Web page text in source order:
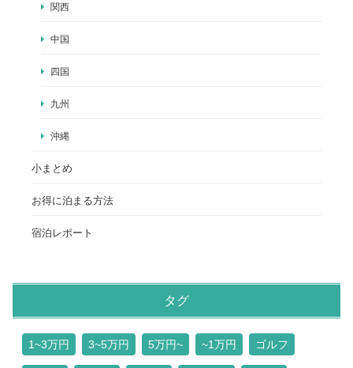
関西
中国
四国
九州
沖縄
小まとめ
お得に泊まる方法
宿泊レポート
タグ
1~3万円 3~5万円 5万円~ ~1万円 ゴルフ